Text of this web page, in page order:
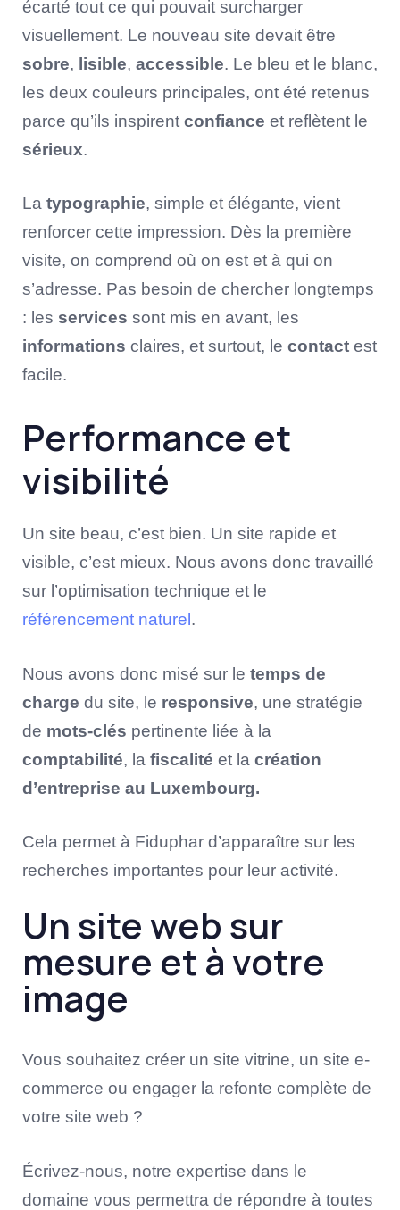
écarté tout ce qui pouvait surcharger
visuellement. Le nouveau site devait être
sobre, lisible, accessible. Le bleu et le blanc,
les deux couleurs principales, ont été retenus
parce qu’ils inspirent confiance et reflètent le
sérieux.
La typographie, simple et élégante, vient
renforcer cette impression. Dès la première
visite, on comprend où on est et à qui on
s’adresse. Pas besoin de chercher longtemps
: les services sont mis en avant, les
informations claires, et surtout, le contact est
facile.
Performance et
visibilité
Un site beau, c’est bien. Un site rapide et
visible, c’est mieux. Nous avons donc travaillé
sur l’optimisation technique et le
référencement naturel .
Nous avons donc misé sur le temps de
charge du site, le responsive, une stratégie
de mots-clés pertinente liée à la
comptabilité, la fiscalité et la création
d’entreprise au Luxembourg.
Cela permet à Fiduphar d’apparaître sur les
recherches importantes pour leur activité.
Un site web sur
mesure et à votre
image
Vous souhaitez créer un site vitrine, un site e-
commerce ou engager la refonte complète de
votre site web ?
Écrivez-nous, notre expertise dans le
domaine vous permettra de répondre à toutes